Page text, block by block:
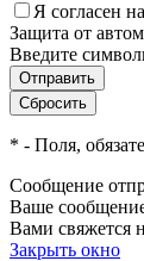
Я согласен на
Защита от
Введите
* - Поля,
Сообщение
Ваше
Вами свяжется
Закрыть окно